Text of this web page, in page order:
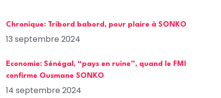
Chronique: Tribord babord, pour plaire à SONKO
13 septembre 2024
Economie: Sénégal, “pays en ruine”, quand le FMI
confirme Ousmane SONKO
14 septembre 2024